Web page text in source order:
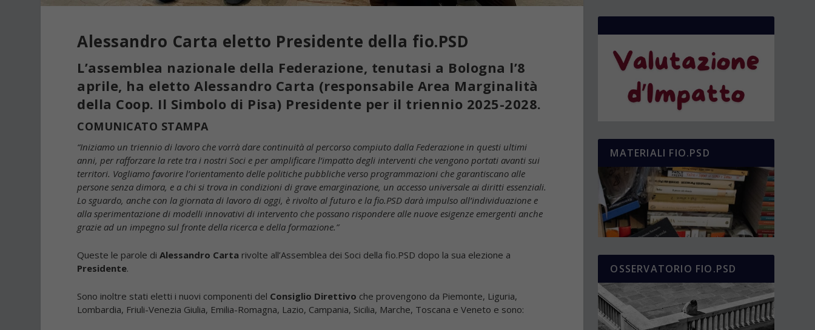
Alessandro Carta eletto Presidente della fio.PSD
L’assemblea nazionale della Federazione, tenutasi a Bologna l’8
aprile, ha eletto Alessandro Carta (responsabile Area Marginalità
della Coop. Il Simbolo di Pisa) Presidente per il triennio 2025-2028.
COMUNICATO STAMPA
“Iniziamo un triennio di lavoro che vorrà dare continuità al percorso compiuto dalla Federazione in questi ultimi
anni, per rafforzare la rete tra i nostri Soci e per amplificare l’impatto degli interventi che vengono portati avanti sui
territori. Vogliamo favorire l’orientamento delle politiche pubbliche verso programmazioni che garantiscano alle
persone senza dimora, e a chi si trova in condizioni di grave emarginazione, un accesso universale ai diritti essenziali.
Lo sguardo, anche con la giornata di lavoro di oggi, è rivolto al futuro e la fio.PSD darà impulso all’individuazione e
alla sperimentazione di modelli innovativi di intervento che possano rispondere alle nuove esigenze emergenti anche
grazie ad un impegno sul fronte della ricerca e della formazione.”
Queste le parole diAlessandro Carta rivolte all’Assemblea dei Soci della fio.PSD dopo la sua elezione a
Presidente.
Sono inoltre stati eletti i nuovi componenti del Consiglio Direttivo che provengono da Piemonte, Liguria,
Lombardia, Friuli-Venezia Giulia, Emilia-Romagna, Lazio, Campania, Sicilia, Marche, Toscana e Veneto e sono:
MATERIALI FIO.PSD
OSSERVATORIO FIO.PSD